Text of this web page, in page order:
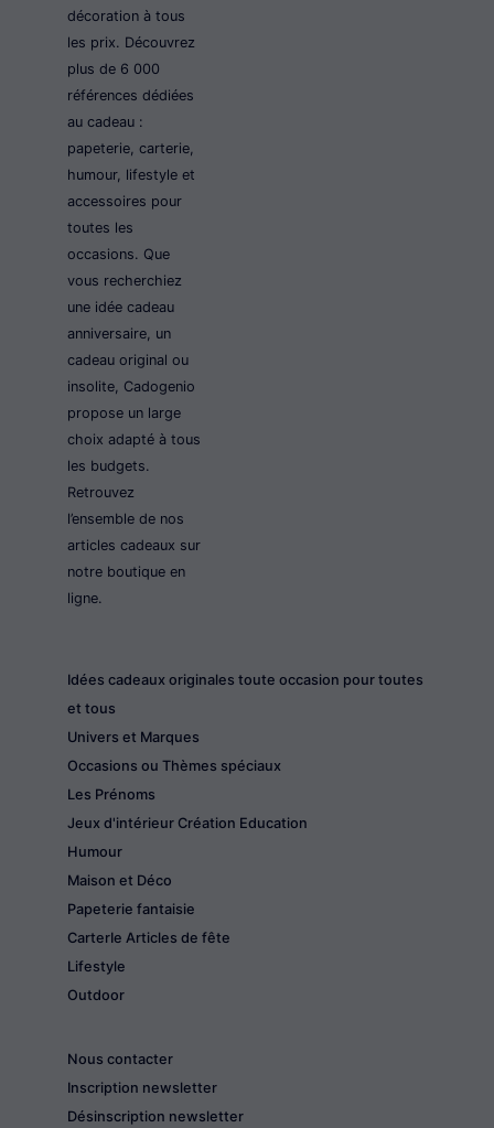
décoration à tous
les prix. Découvrez
plus de 6 000
références dédiées
au cadeau :
papeterie, carterie,
humour, lifestyle et
accessoires pour
toutes les
occasions. Que
vous recherchiez
une idée cadeau
anniversaire, un
cadeau original ou
insolite, Cadogenio
propose un large
choix adapté à tous
les budgets.
Retrouvez
l’ensemble de nos
articles cadeaux sur
notre boutique en
ligne.
Idées cadeaux originales toute occasion pour toutes
et tous
Univers et Marques
Occasions ou Thèmes spéciaux
Les Prénoms
Jeux d'intérieur Création Education
Humour
Maison et Déco
Papeterie fantaisie
CarterIe Articles de fête
Lifestyle
Outdoor
Nous contacter
Inscription newsletter
Désinscription newsletter